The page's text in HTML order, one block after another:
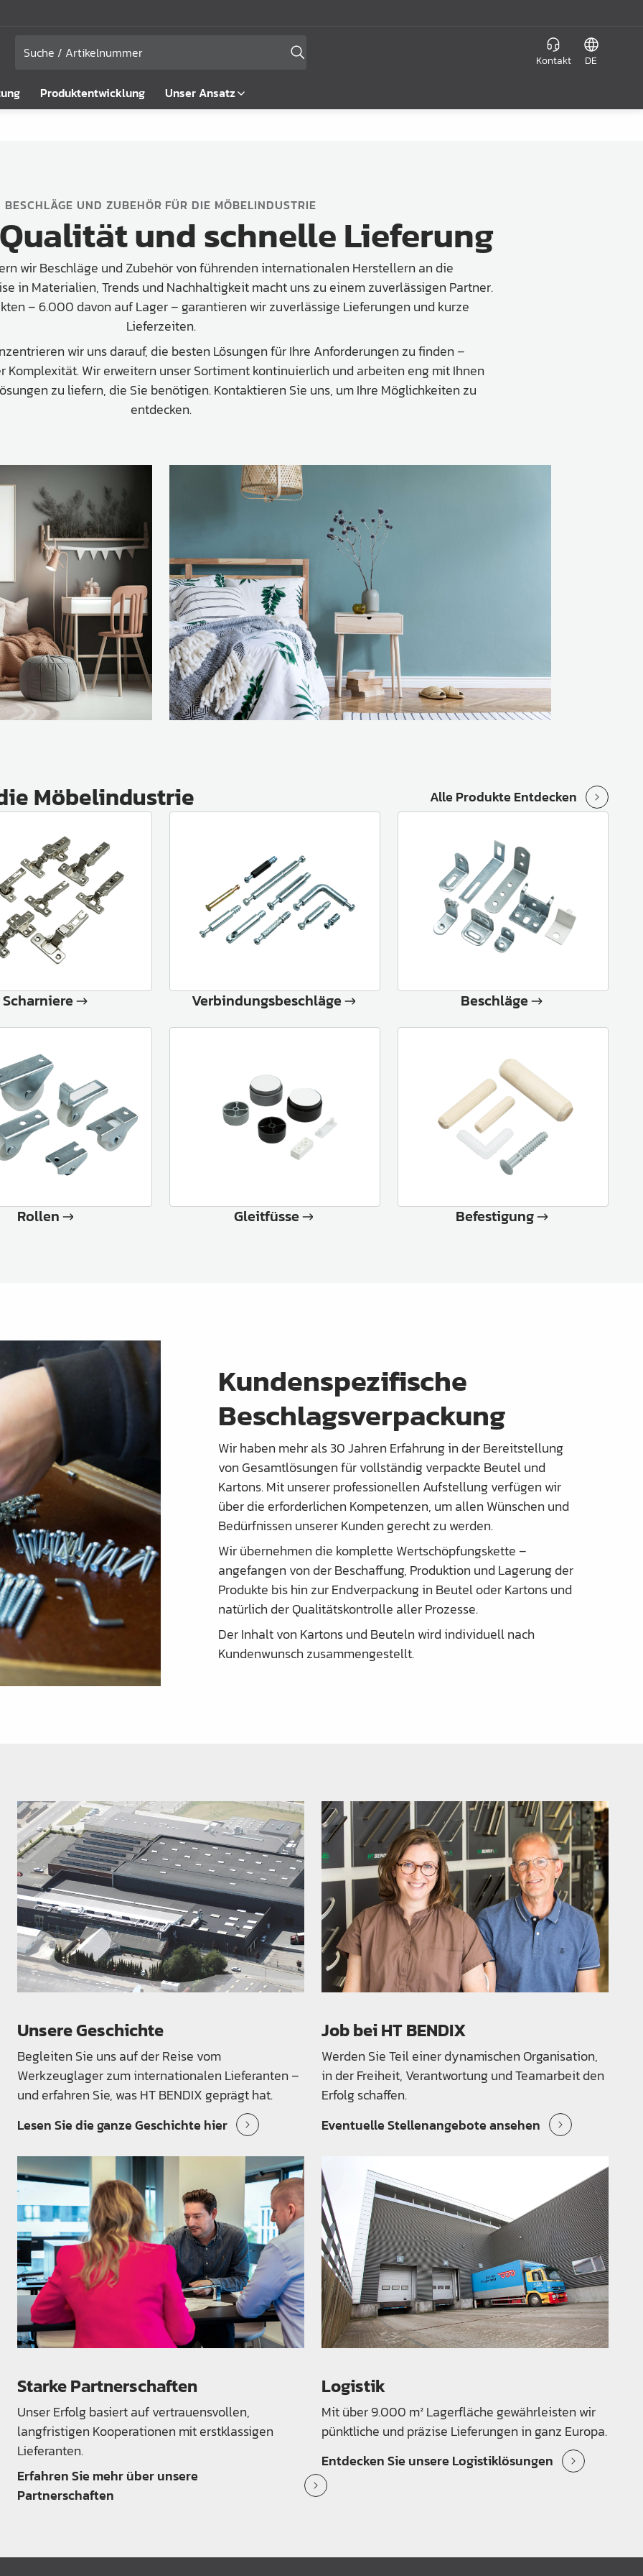
Kontakt DE
Produktentwicklung Unser Ansatz
BESCHLÄGE UND ZUBEHÖR FÜR DIE MÖBELINDUSTRIE
und schnelle Lieferung
wir Beschläge und Zubehör von führenden internationalen Herstellern an die
in Materialien, Trends und Nachhaltigkeit macht uns zu einem zuverlässigen Partner.
– 6.000 davon auf Lager – garantieren wir zuverlässige Lieferungen und kurze
Lieferzeiten.
wir uns darauf, die besten Lösungen für Ihre Anforderungen zu finden –
Komplexität. Wir erweitern unser Sortiment kontinuierlich und arbeiten eng mit Ihnen
zu liefern, die Sie benötigen. Kontaktieren Sie uns, um Ihre Möglichkeiten zu
entdecken.
Möbelindustrie Alle Produkte Entdecken
Scharniere Verbindungsbeschläge Beschläge
Rollen Gleitfüsse Befestigung
Kundenspezifische
Beschlagsverpackung
Wir haben mehr als 30 Jahren Erfahrung in der Bereitstellung
von Gesamtlösungen für vollständig verpackte Beutel und
Kartons. Mit unserer professionellen Aufstellung verfügen wir
über die erforderlichen Kompetenzen, um allen Wünschen und
Bedürfnissen unserer Kunden gerecht zu werden.
Wir übernehmen die komplette Wertschöpfungskette –
angefangen von der Beschaffung, Produktion und Lagerung der
Produkte bis hin zur Endverpackung in Beutel oder Kartons und
natürlich der Qualitätskontrolle aller Prozesse.
Der Inhalt von Kartons und Beuteln wird individuell nach
Kundenwunsch zusammengestellt.
Unsere Geschichte
Begleiten Sie uns auf der Reise vom
Werkzeuglager zum internationalen Lieferanten –
und erfahren Sie, was HT BENDIX geprägt hat.
Lesen Sie die ganze Geschichte hier
Job bei HT BENDIX
Werden Sie Teil einer dynamischen Organisation,
in der Freiheit, Verantwortung und Teamarbeit den
Erfolg schaffen.
Eventuelle Stellenangebote ansehen
Starke Partnerschaften
Unser Erfolg basiert auf vertrauensvollen,
langfristigen Kooperationen mit erstklassigen
Lieferanten.
Erfahren Sie mehr über unsere
Partnerschaften
Logistik
Mit über 9.000 m² Lagerfläche gewährleisten wir
pünktliche und präzise Lieferungen in ganz Europa.
Entdecken Sie unsere Logistiklösungen